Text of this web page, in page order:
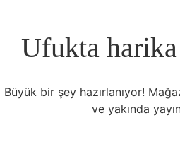
Ufukta
Büyük bir şey hazırlanıyor!
ve yakında